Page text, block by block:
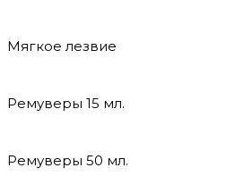
Мягкое лезвие
Ремуверы 15 мл.
Ремуверы 50 мл.